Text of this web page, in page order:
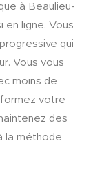
à Beaulieu-
en ligne. Vous
qui
Vous vous
moins de
votre
des
la méthode